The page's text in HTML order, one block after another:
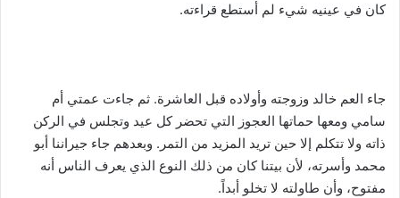
كان في عينيه شيء لم أستطع قراءته.
جاء العم خالد وزوجته وأولاده قبل العاشرة. ثم جاءت عمتي أم
سامي ومعها حماتها العجوز التي تحضر كل عيد وتجلس في الركن
ذاته ولا تتكلم إلا حين تريد المزيد من التمر. وبعدهم جاء جيراننا أبو
محمد وأسرته، لأن بيتنا كان من ذلك النوع الذي يعرف الناس أنه
مفتوح، وأن طاولته لا تخلو أبداً.